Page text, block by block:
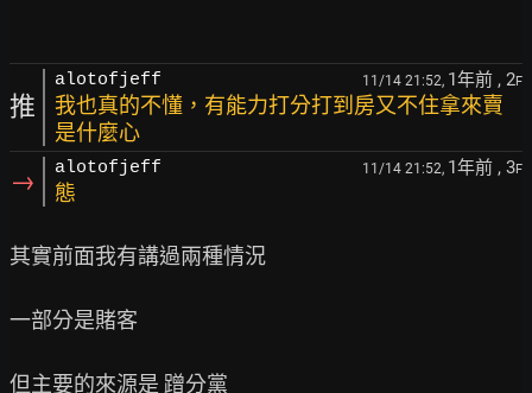
推
alotofjeff 11/14 21:52, 1年前 , 2F
我也真的不懂，有能力打分打到房又不住拿來賣
是什麼心
→ alotofjeff 11/14 21:52, 1年前 , 3F
態
其實前面我有講過兩種情況
一部分是賭客